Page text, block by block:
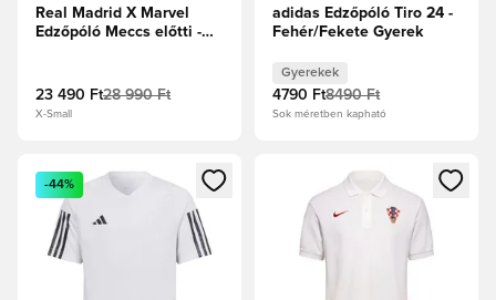
Real Madrid X Marvel
Edzőpóló Meccs előtti -
23 490 Ft28 990 Ft
X-Small
adidas Edzőpóló Tiro 24 -
Fehér/Fekete Gyerek
Gyerekek
4790 Ft8490 Ft
Sok méretben kapható
Megnyit egy modált a bejelentkezéshez vagy a tagként
-44%
Megnyit egy modált a